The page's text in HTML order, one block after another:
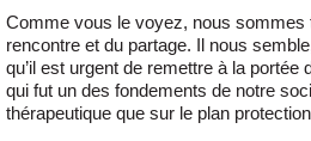
Comme vous le voyez, nous sommes
rencontre et du partage. Il nous
qu’il est urgent de remettre à la
qui fut un des fondements de notre
thérapeutique que sur le plan